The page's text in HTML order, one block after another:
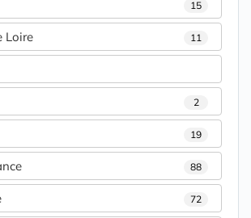
15
Loire 11
2
19
88
72